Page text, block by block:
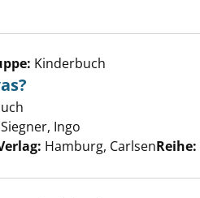
von Wo ist was? anzeigen
Kinderbuch
Siegner, Ingo
Hamburg, CarlsenReihe: